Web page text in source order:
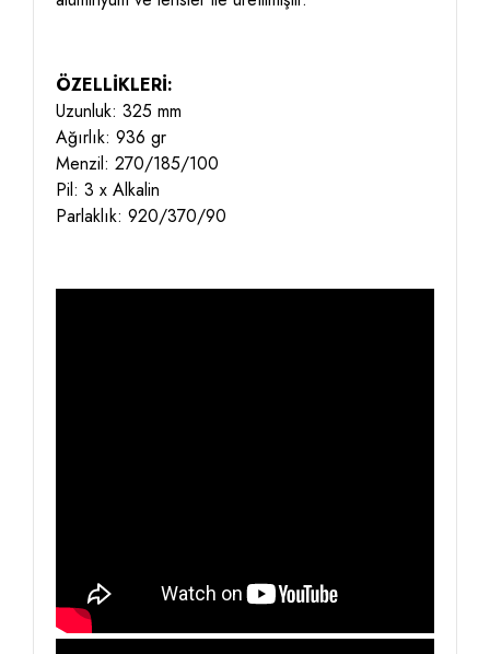
ÖZELLİKLERİ:
Uzunluk: 325 mm
Ağırlık: 936 gr
Menzil: 270/185/100
Pil: 3 x Alkalin
Parlaklık: 920/370/90